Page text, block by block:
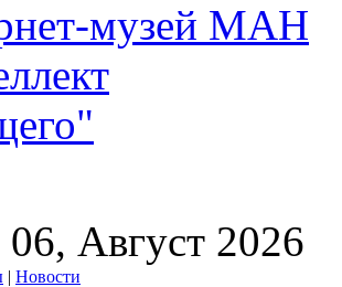
музей МАН
06, Август 2026
| Новости